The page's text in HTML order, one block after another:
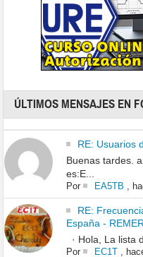
ÚLTIMOS MENSAJES EN
RE: Usuarios
Buenas tardes.
es:E...
Por EA5TB
RE:
España -
· Hola, La lista
Por EC1T,